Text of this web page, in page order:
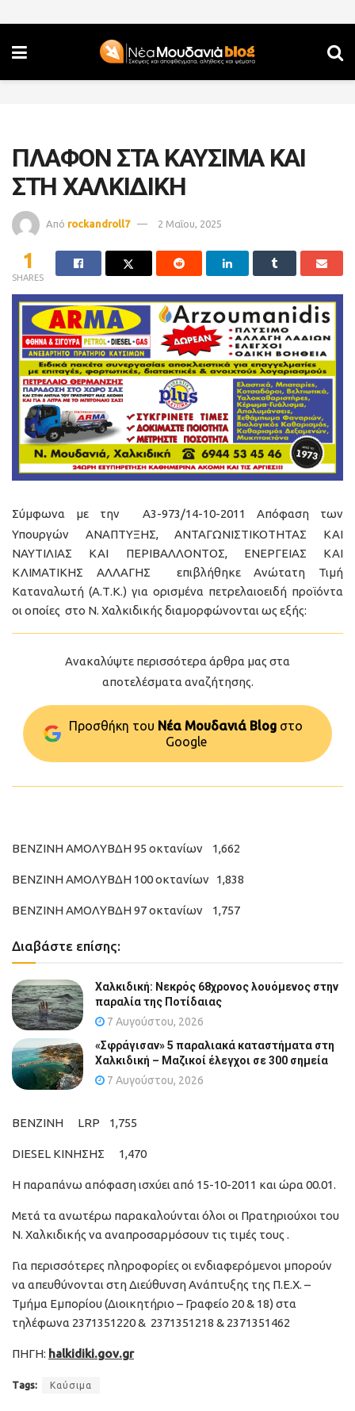
ΠΛΑΦΟΝ ΣΤΑ ΚΑΥΣΙΜΑ ΚΑΙ
ΣΤΗ ΧΑΛΚΙΔΙΚΗ
Από rockandroll7 2 Μαΐου, 2025
1
SHARES
Σύμφωνα με την Α3-973/14-10-2011 Απόφαση των
Υπουργών ΑΝΑΠΤΥΞΗΣ, ΑΝΤΑΓΩΝΙΣΤΙΚΟΤΗΤΑΣ ΚΑΙ
ΝΑΥΤΙΛΙΑΣ ΚΑΙ ΠΕΡΙΒΑΛΛΟΝΤΟΣ, ΕΝΕΡΓΕΙΑΣ ΚΑΙ
ΚΛΙΜΑΤΙΚΗΣ ΑΛΛΑΓΗΣ επιβλήθηκε Ανώτατη Τιμή
Καταναλωτή (Α.Τ.Κ.) για ορισμένα πετρελαιοειδή προϊόντα
οι οποίες στο Ν. Χαλκιδικής διαμορφώνονται ως εξής:
Ανακαλύψτε περισσότερα άρθρα μας στα
αποτελέσματα αναζήτησης.
Προσθήκη του Νέα Μουδανιά Blog στo
Google
ΒΕΝΖΙΝΗ ΑΜΟΛΥΒΔΗ 95 οκτανίων 1,662
ΒΕΝΖΙΝΗ ΑΜΟΛΥΒΔΗ 100 οκτανίων 1,838
ΒΕΝΖΙΝΗ ΑΜΟΛΥΒΔΗ 97 οκτανίων 1,757
Διαβάστε επίσης:
Χαλκιδική: Νεκρός 68χρονος λουόμενος στην
παραλία της Ποτίδαιας
7 Αυγούστου, 2026
«Σφράγισαν» 5 παραλιακά καταστήματα στη
Χαλκιδική – Μαζικοί έλεγχοι σε 300 σημεία
7 Αυγούστου, 2026
ΒΕΝΖΙΝΗ LRP 1,755
DIESEL ΚΙΝΗΣΗΣ 1,470
Η παραπάνω απόφαση ισχύει από 15-10-2011 και ώρα 00.01.
Μετά τα ανωτέρω παρακαλούνται όλοι οι Πρατηριούχοι του
Ν. Χαλκιδικής να αναπροσαρμόσουν τις τιμές τους .
Για περισσότερες πληροφορίες οι ενδιαφερόμενοι μπορούν
να απευθύνονται στη Διεύθυνση Ανάπτυξης της Π.Ε.Χ. –
Τμήμα Εμπορίου (Διοικητήριο – Γραφείο 20 & 18) στα
τηλέφωνα 2371351220 & 2371351218 & 2371351462
ΠΗΓΗ: halkidiki.gov.gr
Tags: Καύσιμα